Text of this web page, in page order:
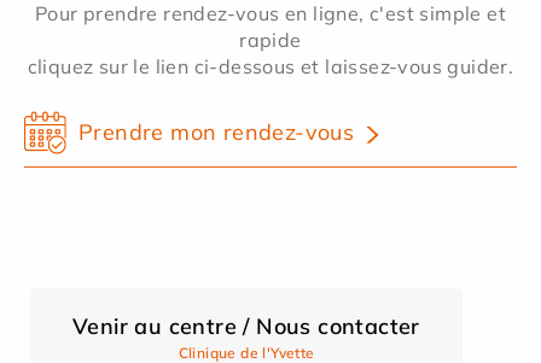
Pour prendre rendez-vous en ligne, c'est simple et
rapide
cliquez sur le lien ci-dessous et laissez-vous guider.
Prendre mon rendez-vous
Venir au centre / Nous contacter
Clinique de l'Yvette